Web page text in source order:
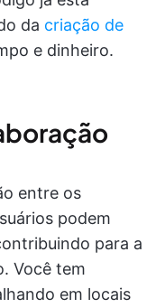
da criação de
e dinheiro.
entre os
podem
para a
Você tem
em locais